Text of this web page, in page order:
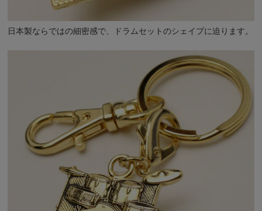
日本製ならではの細密感で、ドラムセットのシェイプに迫ります。